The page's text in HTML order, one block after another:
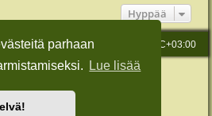
parhaan
Lue lisää
Hyppää
Kaikki ajat ovat UTC+03:00
Ylläpidolle
® Forum Software © phpBB Limited